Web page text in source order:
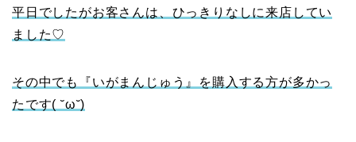
平日でしたがお客さんは、ひっきりなしに来店してい
ました♡
その中でも『いがまんじゅう』を購入する方が多かっ
たです( ˘ω˘)